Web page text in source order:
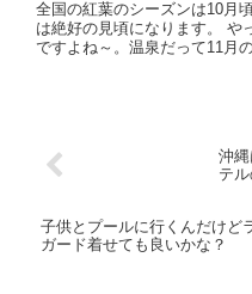
全国の紅葉のシーズンは10月
は絶好の見頃になります。 や
ですよね～。温泉だって11月
沖
テ
子供とプールに行くんだけど
ガード着せても良いかな？